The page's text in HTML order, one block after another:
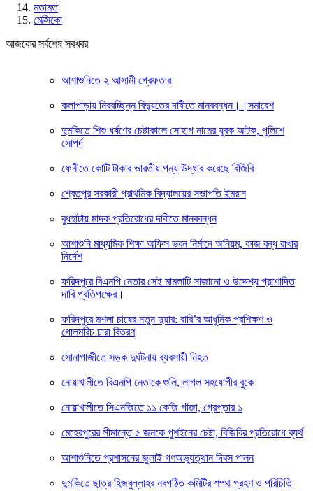
মতামত
মেক্সিকো
আজকের সর্বশেষ সবখবর
আশাশুনিতে ২ আসামী গ্রেফতার
কলাপাড়ায় নিরবচ্ছিন্ন বিদ্যুতের দাবীতে মানববন্ধন।।সমাবেশ
দুমকিতে শিশু ধর্ষণের চেষ্টাকালে সোহাগ নামের যুবক আটক, পুলিশে
সোপর্দ
ফেনীতে কোটি টাকার ভারতীয় পন্য উদ্ধার করেছে বিজিবি
শ্বেতপুর সরকারী প্রাথমিক বিদ্যালয়ের সভাপতি ইমরান
বুধহাটায় মাদক প্রতিরোধের দাবীতে মানববন্ধন
আশাশুনি মাধ্যমিক শিক্ষা অফিস ভবন নির্মানে অনিয়ম, কাজ বন্ধ রাখার
নির্দেশ
ফরিদপুরে বিএনপি নেতার সেই মামলাটি সাজানো ও উদ্দেশ্য প্রণোদিত
দাবি প্রতিপক্ষের।
ফরিদপুরে মশলা চাষের নতুন দুয়ার: বারি’র আধুনিক প্রশিক্ষণ ও
গোলমরিচ চারা বিতরণ
সোনাগাজীতে সড়ক দুর্ঘটনায় ব্যবসায়ী নিহত
নোয়াখালীতে বিএনপি নেতাকে গুলি, লাগল সহযোগীর বুকে
নোয়াখালীতে সিএনজিতে ১১ কেজি গাঁজা, গ্রেপ্তার ১
মেহেরপুরের সীমান্তে ৫ জনকে পুশইনের চেষ্টা, বিজিবির প্রতিরোধে ব্যর্থ
আশাশুনিতে প্রশাসনের জুলাই গণঅভ্যুত্থান দিবস পালন
দুমকিতে ছাত্র হিজবুল্লাহর নবগঠিত কমিটির শপথ গ্রহণ ও পরিচিতি